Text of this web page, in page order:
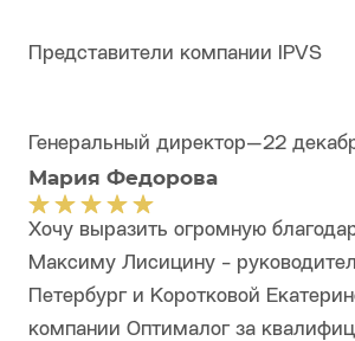
Представители компании IPVS
Генеральный директор—22
Мария Федорова
Хочу выразить огромную
Максиму Лисицину -
Петербург и Коротковой
компании Оптималог за